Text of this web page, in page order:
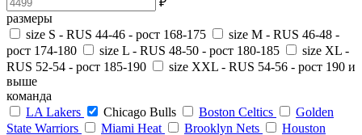
размеры
size S - RUS 44-46 - рост 168-175
size M - RUS 46-48 -
рост 174-180
size L - RUS 48-50 - рост 180-185
size XL -
RUS 52-54 - рост 185-190
size XXL - RUS 54-56 - рост 190 и
выше
команда
LA Lakers
Chicago Bulls Boston Celtics
Golden
State Warriors
Miami Heat Brooklyn Nets Houston